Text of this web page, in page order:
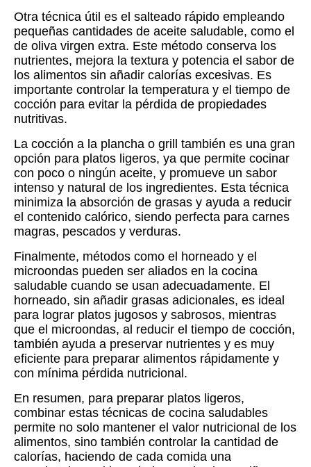
Otra técnica útil es el salteado rápido empleando
pequeñas cantidades de aceite saludable, como el
de oliva virgen extra. Este método conserva los
nutrientes, mejora la textura y potencia el sabor de
los alimentos sin añadir calorías excesivas. Es
importante controlar la temperatura y el tiempo de
cocción para evitar la pérdida de propiedades
nutritivas.
La cocción a la plancha o grill también es una gran
opción para platos ligeros, ya que permite cocinar
con poco o ningún aceite, y promueve un sabor
intenso y natural de los ingredientes. Esta técnica
minimiza la absorción de grasas y ayuda a reducir
el contenido calórico, siendo perfecta para carnes
magras, pescados y verduras.
Finalmente, métodos como el horneado y el
microondas pueden ser aliados en la cocina
saludable cuando se usan adecuadamente. El
horneado, sin añadir grasas adicionales, es ideal
para lograr platos jugosos y sabrosos, mientras
que el microondas, al reducir el tiempo de cocción,
también ayuda a preservar nutrientes y es muy
eficiente para preparar alimentos rápidamente y
con mínima pérdida nutricional.
En resumen, para preparar platos ligeros,
combinar estas técnicas de cocina saludables
permite no solo mantener el valor nutricional de los
alimentos, sino también controlar la cantidad de
calorías, haciendo de cada comida una